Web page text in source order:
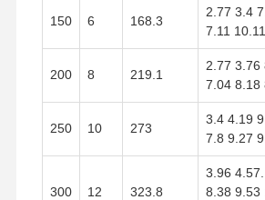
150 6 168.3
2.77 3.4
7.11
200 8 219.1
2.77 3.76
7.04 8.18
250 10 273
3.4 4.19
7.8 9.27
300 12 323.8
3.96
8.38 9.53